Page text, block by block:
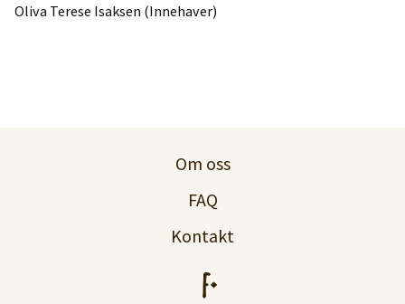
Oliva Terese Isaksen (Innehaver)
Om oss
FAQ
Kontakt